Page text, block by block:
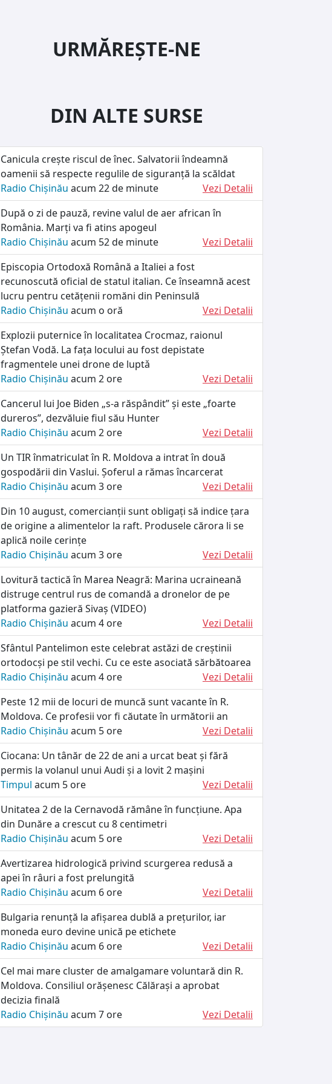
URMĂREȘTE-NE
DIN ALTE SURSE
Canicula crește riscul de înec. Salvatorii îndeamnă
oamenii să respecte regulile de siguranță la scăldat
Radio Chișinău acum 22 de minute
Vezi Detalii
După o zi de pauză, revine valul de aer african în
România. Marți va fi atins apogeul
Radio Chișinău acum 52 de minute
Vezi Detalii
Episcopia Ortodoxă Română a Italiei a fost
recunoscută oficial de statul italian. Ce înseamnă acest
lucru pentru cetățenii romăni din Peninsulă
Radio Chișinău acum o oră
Vezi Detalii
Explozii puternice în localitatea Crocmaz, raionul
Ștefan Vodă. La fața locului au fost depistate
fragmentele unei drone de luptǎ
Radio Chișinău acum 2 ore
Vezi Detalii
Cancerul lui Joe Biden „s-a răspândit” și este „foarte
dureros”, dezvăluie fiul său Hunter
Radio Chișinău acum 2 ore
Vezi Detalii
Un TIR înmatriculat în R. Moldova a intrat în două
gospodării din Vaslui. Șoferul a rămas încarcerat
Radio Chișinău acum 3 ore
Vezi Detalii
Din 10 august, comercianții sunt obligați să indice țara
de origine a alimentelor la raft. Produsele cărora li se
aplică noile cerințe
Radio Chișinău acum 3 ore
Vezi Detalii
Lovitură tactică în Marea Neagră: Marina ucraineană
distruge centrul rus de comandă a dronelor de pe
platforma gazieră Sivaș (VIDEO)
Radio Chișinău acum 4 ore
Vezi Detalii
Sfântul Pantelimon este celebrat astăzi de creștinii
ortodocși pe stil vechi. Cu ce este asociată sărbătoarea
Radio Chișinău acum 4 ore
Vezi Detalii
Peste 12 mii de locuri de muncă sunt vacante în R.
Moldova. Ce profesii vor fi căutate în următorii an
Radio Chișinău acum 5 ore
Vezi Detalii
Ciocana: Un tânăr de 22 de ani a urcat beat și fără
permis la volanul unui Audi și a lovit 2 mașini
Timpul acum 5 ore
Vezi Detalii
Unitatea 2 de la Cernavodă rămâne în funcțiune. Apa
din Dunăre a crescut cu 8 centimetri
Radio Chișinău acum 5 ore
Vezi Detalii
Avertizarea hidrologică privind scurgerea redusă a
apei în râuri a fost prelungită
Radio Chișinău acum 6 ore
Vezi Detalii
Bulgaria renunță la afișarea dublă a prețurilor, iar
moneda euro devine unică pe etichete
Radio Chișinău acum 6 ore
Vezi Detalii
Cel mai mare cluster de amalgamare voluntară din R.
Moldova. Consiliul orășenesc Călărași a aprobat
decizia finală
Radio Chișinău acum 7 ore Vezi Detalii